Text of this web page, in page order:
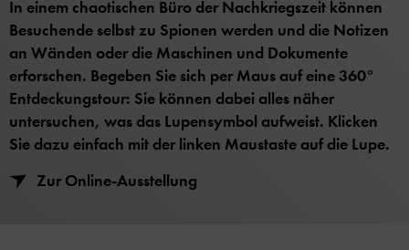
In einem chaotischen Büro der Nachkriegszeit können
Besuchende selbst zu Spionen werden und die Notizen
an Wänden oder die Maschinen und Dokumente
erforschen. Begeben Sie sich per Maus auf eine 360°
Entdeckungstour: Sie können dabei alles näher
untersuchen, was das Lupensymbol aufweist. Klicken
Sie dazu einfach mit der linken Maustaste auf die Lupe.
Zur Online-Ausstellung